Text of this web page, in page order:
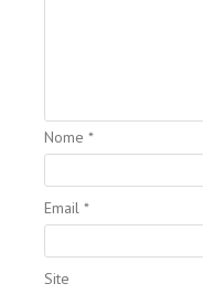
Nome *
Email *
Site